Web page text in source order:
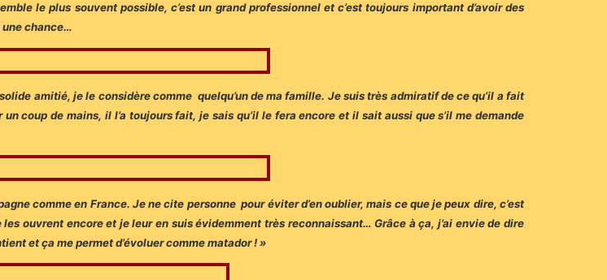
le plus souvent possible, c’est un grand professionnel et c’est toujours important d’avoir des
une chance…
amitié, je le considère comme quelqu’un de ma famille. Je suis très admiratif de ce qu’il a fait
coup de mains, il l’a toujours fait, je sais qu’il le fera encore et il sait aussi que s’il me demande
comme en France. Je ne cite personne pour éviter d’en oublier, mais ce que je peux dire, c’est
ouvrent encore et je leur en suis évidemment très reconnaissant… Grâce à ça, j’ai envie de dire
et ça me permet d’évoluer comme matador ! »